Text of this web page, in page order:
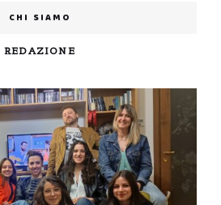
CHI SIAMO
REDAZIONE